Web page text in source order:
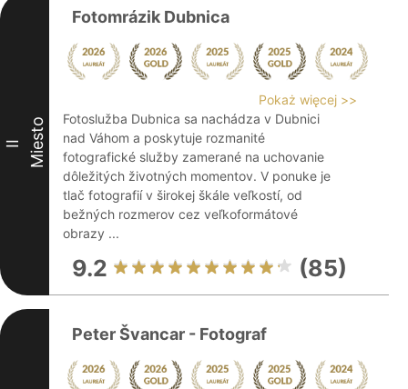
II Miesto
Fotomrázik Dubnica
Pokaż więcej >>
Fotoslužba Dubnica sa nachádza v Dubnici
nad Váhom a poskytuje rozmanité
fotografické služby zamerané na uchovanie
dôležitých životných momentov. V ponuke je
tlač fotografií v širokej škále veľkostí, od
bežných rozmerov cez veľkoformátové
obrazy ...
9.2 (85)
Peter Švancar - Fotograf